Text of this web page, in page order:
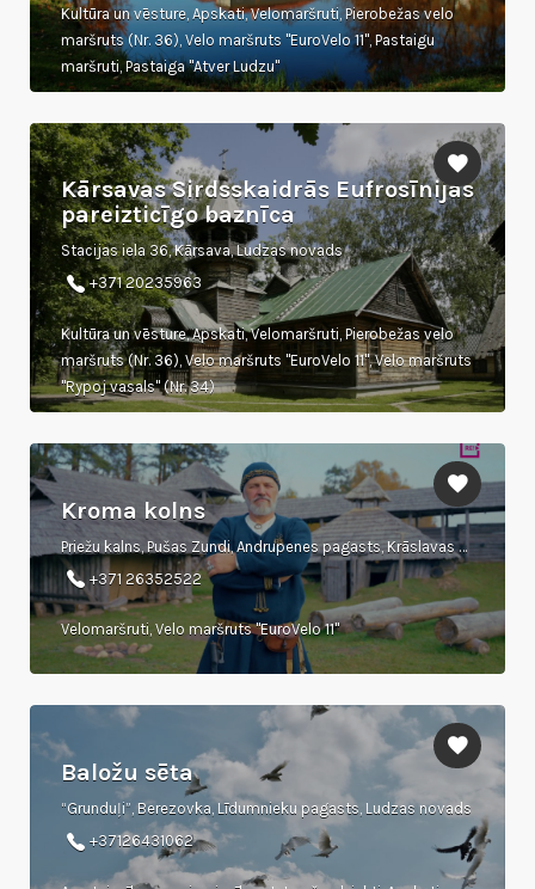
Kultūra un vēsture, Apskati, Velomaršruti, Pierobežas velo
maršruts (Nr. 36), Velo maršruts "EuroVelo 11", Pastaigu
maršruti, Pastaiga "Atver Ludzu"
Kārsavas Sirdsskaidrās Eufrosīnijas
pareizticīgo baznīca
Stacijas iela 36, Kārsava, Ludzas novads
+371 20235963
Kultūra un vēsture, Apskati, Velomaršruti, Pierobežas velo
maršruts (Nr. 36), Velo maršruts "EuroVelo 11", Velo maršruts
"Rypoj vasals" (Nr. 34)
Kroma kolns
Priežu kalns, Pušas Zundi, Andrupenes pagasts, Krāslavas novads
+371 26352522
Velomaršruti, Velo maršruts "EuroVelo 11"
Baložu sēta
“Grunduļi”, Berezovka, Līdumnieku pagasts, Ludzas novads
+37126431062